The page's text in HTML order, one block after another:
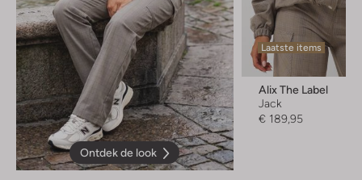
Ontdek de look
Laatste items
Alix The Label
Jack
€ 189,95